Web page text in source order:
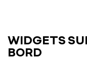
WIDGETS
BORD